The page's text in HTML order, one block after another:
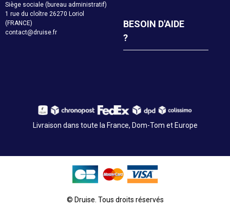
Siège sociale (bureau administratif)
1 rue du cloître 26270 Loriol
(FRANCE)
contact@druise.fr
BESOIN D'AIDE
?
Livraison dans toute la France, Dom-Tom et Europe
© Druise. Tous droits réservés